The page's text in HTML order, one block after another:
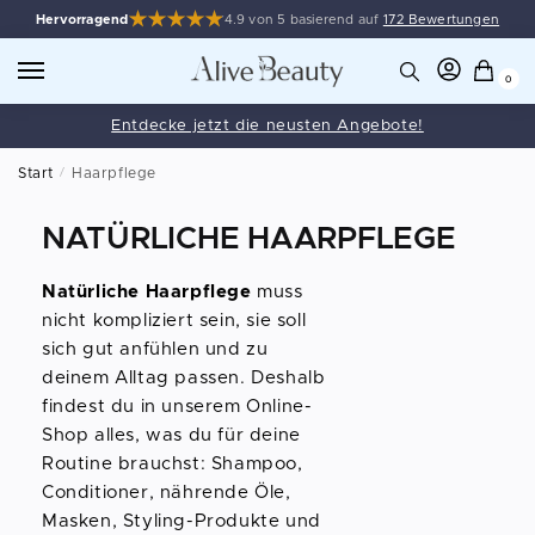
Hervorragend 4.9 von 5 basierend auf 172 Bewertungen
0
Entdecke jetzt die neusten Angebote!
Start / Haarpflege
NATÜRLICHE HAARPFLEGE
Natürliche Haarpflege muss
nicht kompliziert sein, sie soll
sich gut anfühlen und zu
deinem Alltag passen. Deshalb
findest du in unserem Online-
Shop alles, was du für deine
Routine brauchst: Shampoo,
Conditioner, nährende Öle,
Masken, Styling-Produkte und